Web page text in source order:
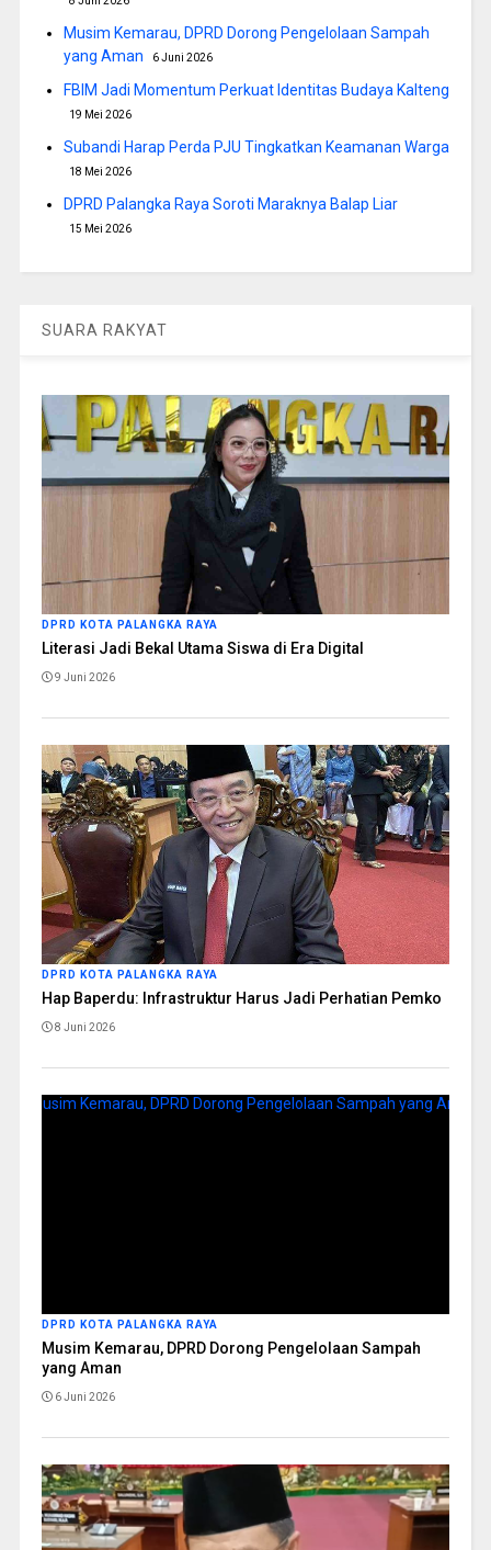
Musim Kemarau, DPRD Dorong Pengelolaan Sampah
yang Aman
6 Juni 2026
FBIM Jadi Momentum Perkuat Identitas Budaya Kalteng
19 Mei 2026
Subandi Harap Perda PJU Tingkatkan Keamanan Warga
18 Mei 2026
DPRD Palangka Raya Soroti Maraknya Balap Liar
15 Mei 2026
SUARA RAKYAT
DPRD KOTA PALANGKA RAYA
Literasi Jadi Bekal Utama Siswa di Era Digital
9 Juni 2026
DPRD KOTA PALANGKA RAYA
Hap Baperdu: Infrastruktur Harus Jadi Perhatian Pemko
8 Juni 2026
DPRD KOTA PALANGKA RAYA
Musim Kemarau, DPRD Dorong Pengelolaan Sampah
yang Aman
6 Juni 2026